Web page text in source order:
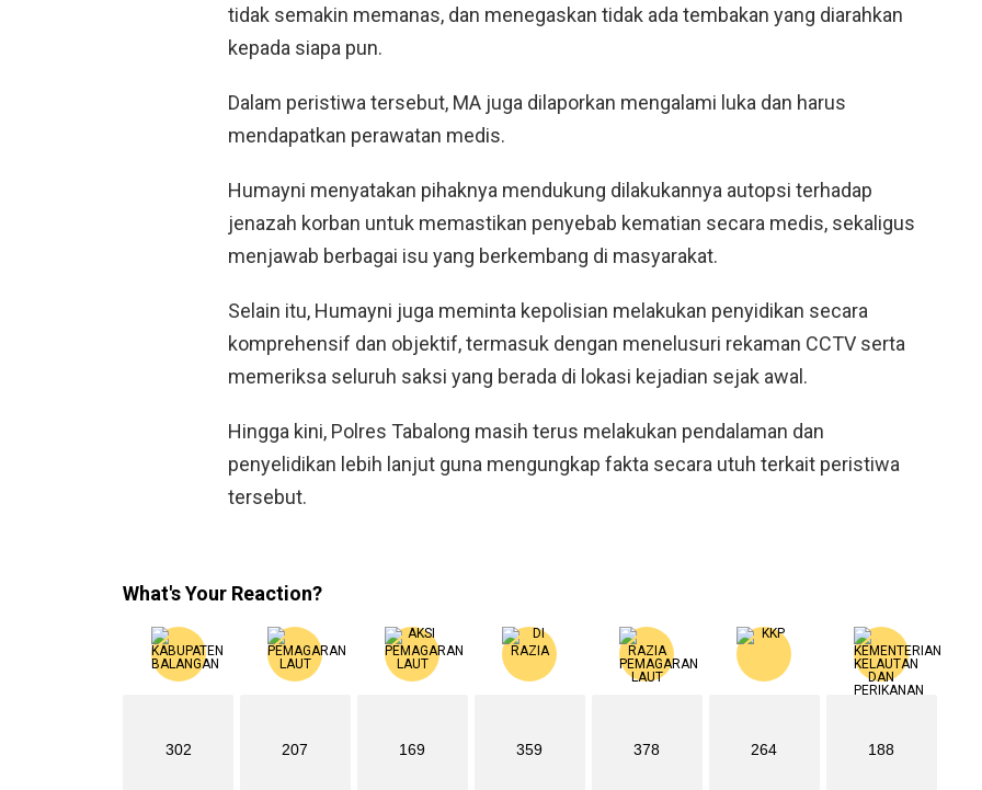
tidak semakin memanas, dan menegaskan tidak ada tembakan yang diarahkan
kepada siapa pun.
Dalam peristiwa tersebut, MA juga dilaporkan mengalami luka dan harus
mendapatkan perawatan medis.
Humayni menyatakan pihaknya mendukung dilakukannya autopsi terhadap
jenazah korban untuk memastikan penyebab kematian secara medis, sekaligus
menjawab berbagai isu yang berkembang di masyarakat.
Selain itu, Humayni juga meminta kepolisian melakukan penyidikan secara
komprehensif dan objektif, termasuk dengan menelusuri rekaman CCTV serta
memeriksa seluruh saksi yang berada di lokasi kejadian sejak awal.
Hingga kini, Polres Tabalong masih terus melakukan pendalaman dan
penyelidikan lebih lanjut guna mengungkap fakta secara utuh terkait peristiwa
tersebut.
What's Your Reaction?
302 207 169 359 378 264 188